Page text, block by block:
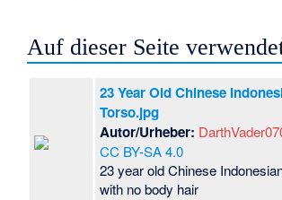
Auf dieser Seite
23 Year Old Chinese
Torso.jpg
Autor/Urheber:
CC BY-SA 4.0
23 year old Chinese
with no body hair